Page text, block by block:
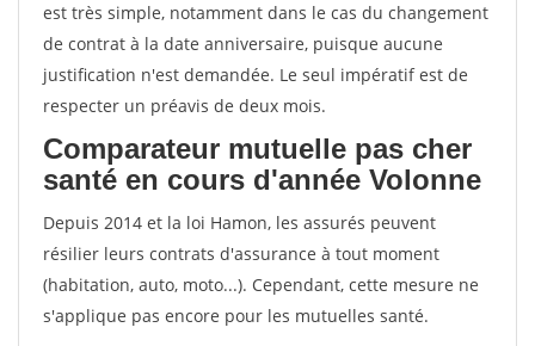
est très simple, notamment dans le cas du changement
de contrat à la date anniversaire, puisque aucune
justification n'est demandée. Le seul impératif est de
respecter un préavis de deux mois.
Comparateur mutuelle pas cher
santé en cours d'année Volonne
Depuis 2014 et la loi Hamon, les assurés peuvent
résilier leurs contrats d'assurance à tout moment
(habitation, auto, moto...). Cependant, cette mesure ne
s'applique pas encore pour les mutuelles santé.